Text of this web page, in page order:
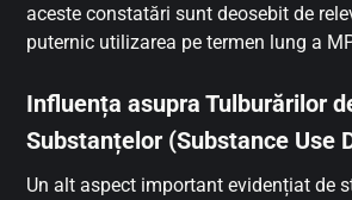
aceste constatări sunt deosebit de
puternic utilizarea pe termen lung a
Influența asupra Tulburărilor
Substanțelor (Substance Use
Un alt aspect important evidențiat de